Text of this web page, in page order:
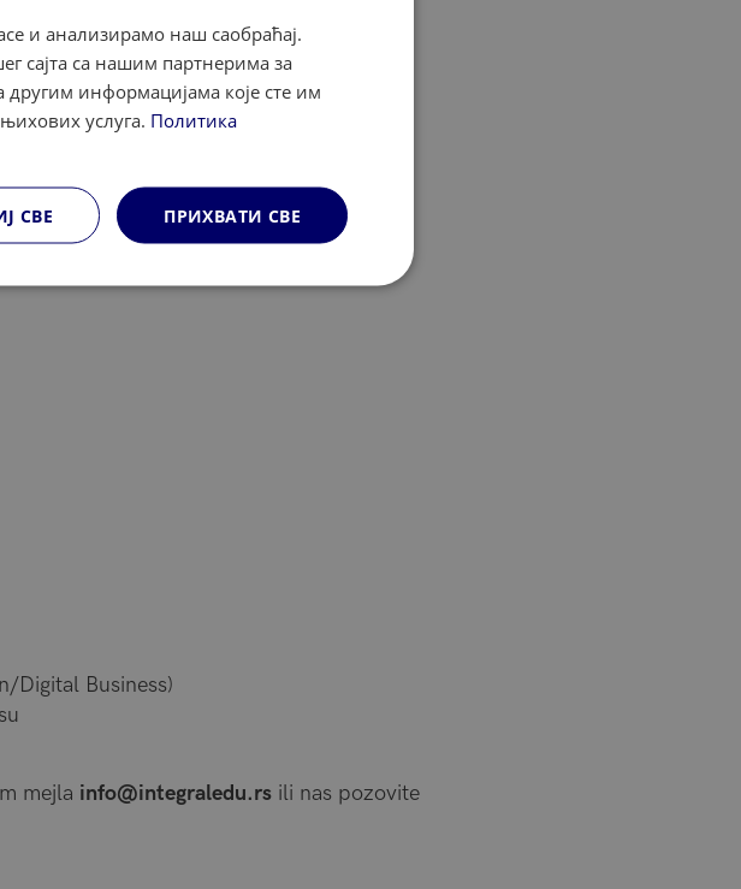
Digital Business)
mejla info@integraledu.rs ili nas pozovite
и анализирамо наш саобраћај.
сајта са нашим партнерима за
информацијама које сте им
услуга. Политика
ПРИХВАТИ СВЕ
СВЕ